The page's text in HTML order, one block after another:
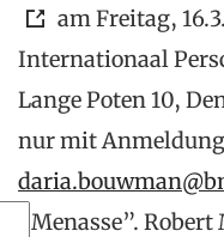
am Freitag,
Internationaal
Lange Poten 10,
nur mit
“Menasse”.